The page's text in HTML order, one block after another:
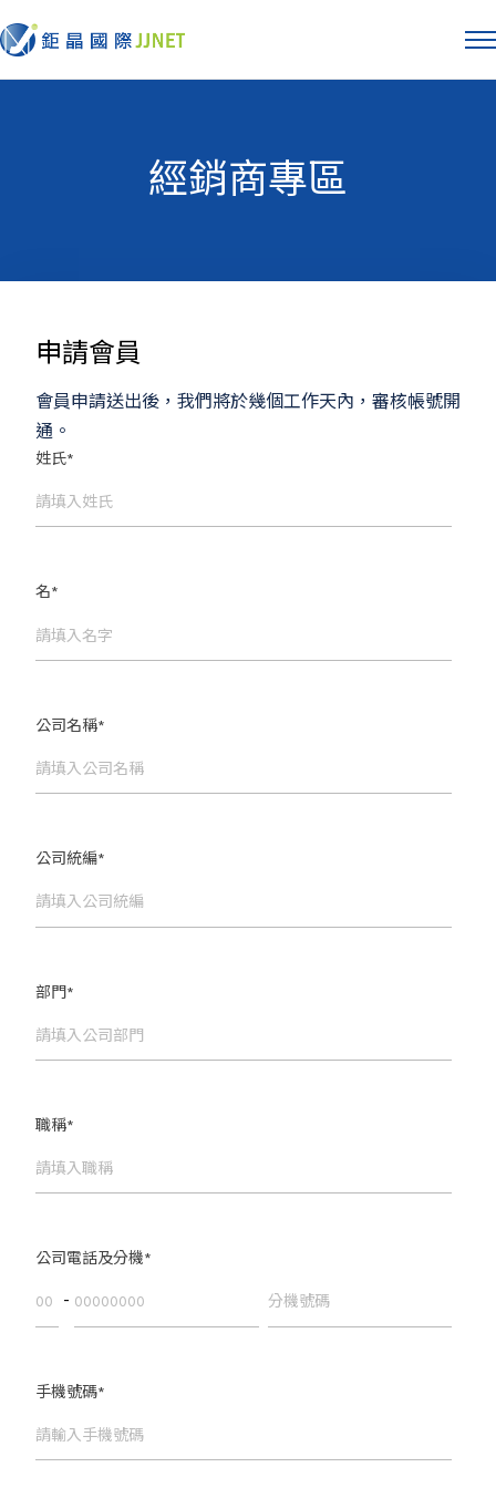
經銷商專區
申請會員
會員申請送出後，我們將於幾個工作天內，審核帳號開
通。
姓氏*
名*
公司名稱*
公司統編*
部門*
職稱*
公司電話及分機*
-
手機號碼*